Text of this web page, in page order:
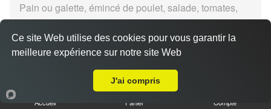
Pain ou galette, émincé de poulet, salade, tomates,
oignons + frites + 1 boisson 33 cl au choix
Menu Sandwich chicken tikka
Accueil Panier Compte
Ce site Web utilise des cookies pour vous garantir la
meilleure expérience sur notre site Web
J'ai compris